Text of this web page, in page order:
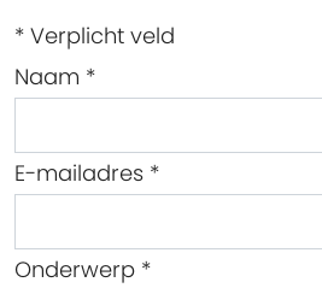
* Verplicht veld
Naam *
E-mailadres *
Onderwerp *